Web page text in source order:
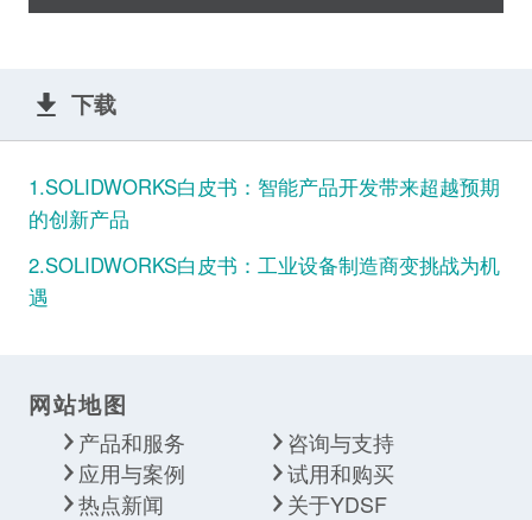
下载
1.SOLIDWORKS白皮书：智能产品开发带来超越预期
的创新产品
2.SOLIDWORKS白皮书：工业设备制造商变挑战为机
遇
网站地图
产品和服务
咨询与支持
应用与案例
试用和购买
热点新闻
关于YDSF